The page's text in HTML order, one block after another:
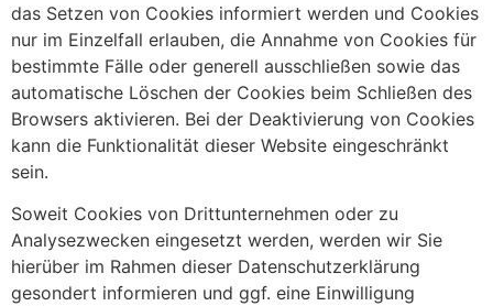
das Setzen von Cookies informiert werden und Cookies
nur im Einzelfall erlauben, die Annahme von Cookies für
bestimmte Fälle oder generell ausschließen sowie das
automatische Löschen der Cookies beim Schließen des
Browsers aktivieren. Bei der Deaktivierung von Cookies
kann die Funktionalität dieser Website eingeschränkt
sein.
Soweit Cookies von Drittunternehmen oder zu
Analysezwecken eingesetzt werden, werden wir Sie
hierüber im Rahmen dieser Datenschutzerklärung
gesondert informieren und ggf. eine Einwilligung